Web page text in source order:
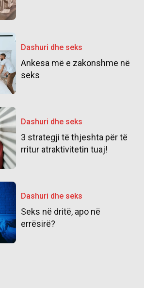
Dashuri dhe seks
Ankesa më e zakonshme në
seks
Dashuri dhe seks
3 strategji të thjeshta për të
rritur atraktivitetin tuaj!
Dashuri dhe seks
Seks në dritë, apo në
errësirë?